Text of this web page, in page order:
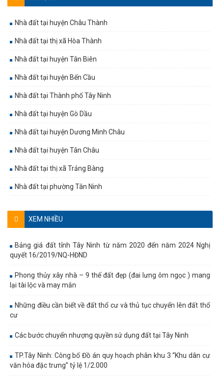
Nhà đất tại huyện Châu Thành
Nhà đất tại thị xã Hòa Thành
Nhà đất tại huyện Tân Biên
Nhà đất tại huyện Bến Cầu
Nhà đất tại Thành phố Tây Ninh
Nhà đất tại huyện Gò Dầu
Nhà đất tại huyện Dương Minh Châu
Nhà đất tại huyện Tân Châu
Nhà đất tại thị xã Trảng Bàng
Nhà đất tại phường Tân Ninh
XEM NHIỀU
Bảng giá đất tỉnh Tây Ninh từ năm 2020 đến năm 2024 Nghị
quyết 16/2019/NQ-HĐND
Phong thủy xây nhà – 9 thế đất đẹp (đai lưng ôm ngọc ) mang
lại tài lộc và may mắn
Những điều cần biết về đất thổ cư và thủ tục chuyển lên đất thổ
cư
Các bước chuyển nhượng quyền sử dụng đất tại Tây Ninh
TP.Tây Ninh: Công bố Đồ án quy hoạch phân khu 3 “Khu dân cư
văn hóa đặc trưng” tỷ lệ 1/2.000